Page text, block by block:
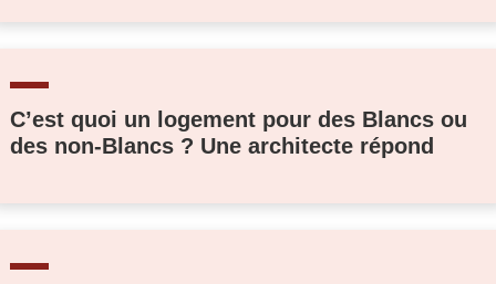
C’est quoi un logement pour des Blancs ou
des non-Blancs ? Une architecte répond